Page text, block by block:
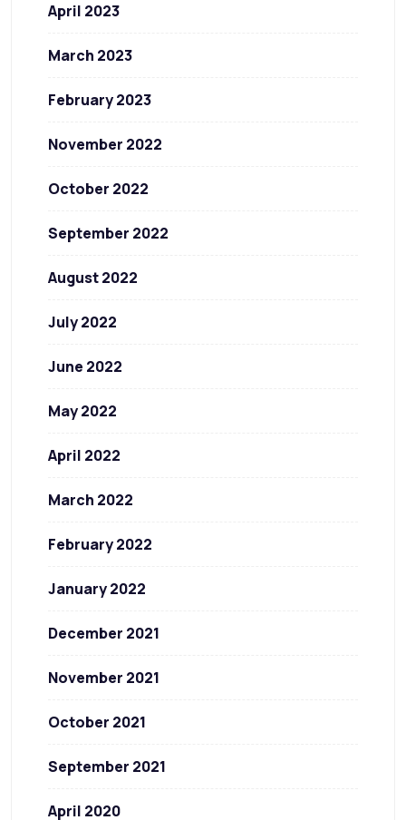
April 2023
March 2023
February 2023
November 2022
October 2022
September 2022
August 2022
July 2022
June 2022
May 2022
April 2022
March 2022
February 2022
January 2022
December 2021
November 2021
October 2021
September 2021
April 2020